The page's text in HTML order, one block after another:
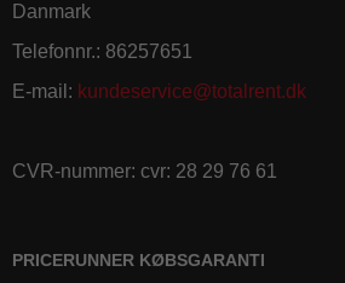
Danmark
Telefonnr.: 86257651
E-mail : kundeservice@totalrent.dk
CVR-nummer: cvr: 28 29 76 61
PRICERUNNER KØBSGARANTI